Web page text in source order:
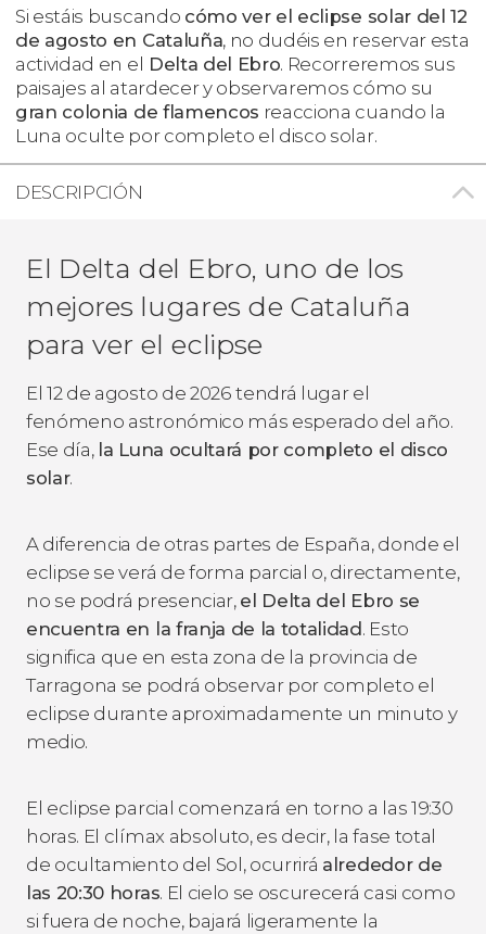
Si estáis buscando cómo ver el eclipse solar del 12
de agosto en Cataluña, no dudéis en reservar esta
actividad en el Delta del Ebro. Recorreremos sus
paisajes al atardecer y observaremos cómo su
gran colonia de flamencos reacciona cuando la
Luna oculte por completo el disco solar.
DESCRIPCIÓN
El Delta del Ebro, uno de los
mejores lugares de Cataluña
para ver el eclipse
El 12 de agosto de 2026 tendrá lugar el
fenómeno astronómico más esperado del año.
Ese día, la Luna ocultará por completo el disco
solar.
A diferencia de otras partes de España, donde el
eclipse se verá de forma parcial o, directamente,
no se podrá presenciar, el Delta del Ebro se
encuentra en la franja de la totalidad . Esto
significa que en esta zona de la provincia de
Tarragona se podrá observar por completo el
eclipse durante aproximadamente un minuto y
medio.
El eclipse parcial comenzará en torno a las 19:30
horas. El clímax absoluto, es decir, la fase total
de ocultamiento del Sol, ocurrirá alrededor de
las 20:30 horas. El cielo se oscurecerá casi como
si fuera de noche, bajará ligeramente la